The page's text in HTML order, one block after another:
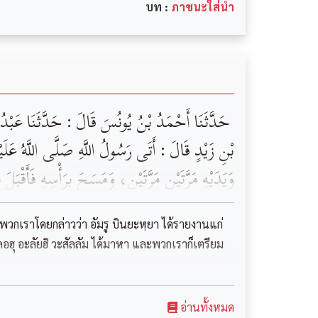
บท : ภาชนะใส่น้ำ
‏حَدَّثَنَا ‏‏أَحْمَدُ بْنُ يُونُسَ ‏‏قَالَ : حَدَّثَنَا
بْنِ زَيْدٍ ‏‏قَالَ :‏ ‏أَتَى رَسُولُ اللَّهِ ‏‏صَلَّى اللَّهُ
وَيَدَيْهِ مَرَّتَيْنِ مَرَّتَيْنِ، وَمَسَحَ بِرَأْسِهِ
กเราโดยกล่าวว่า อัมรู บินยะหฺยา ได้รายงานแก่
อะลัยฮิ วะสัลลัม ได้มาหา และพวกเราก็เตรียม
อ่านทั้งหมด